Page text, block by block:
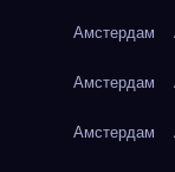
Амстердам
Амстердам
Амстердам